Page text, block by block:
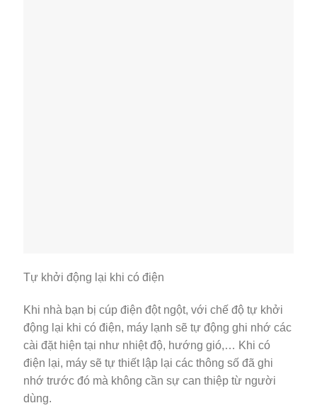
Tự khởi động lại khi có điện
Khi nhà bạn bị cúp điện đột ngột, với chế độ tự khởi
động lại khi có điện, máy lạnh sẽ tự động ghi nhớ các
cài đặt hiện tại như nhiệt độ, hướng gió,… Khi có
điện lại, máy sẽ tự thiết lập lại các thông số đã ghi
nhớ trước đó mà không cần sự can thiệp từ người
dùng.